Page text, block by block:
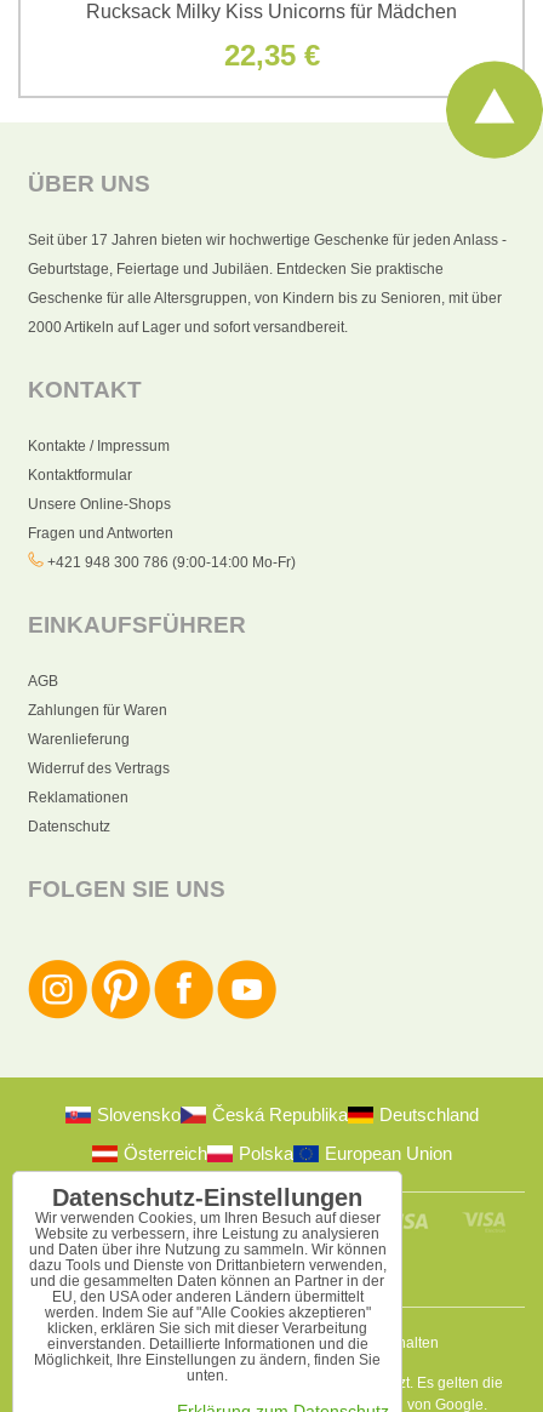
Rucksack Milky Kiss Unicorns für Mädchen
22,35 €
ÜBER UNS
Seit über 17 Jahren bieten wir hochwertige Geschenke für jeden Anlass -
Geburtstage, Feiertage und Jubiläen. Entdecken Sie praktische
Geschenke für alle Altersgruppen, von Kindern bis zu Senioren, mit über
2000 Artikeln auf Lager und sofort versandbereit.
KONTAKT
Kontakte / Impressum
Kontaktformular
Unsere Online-Shops
Fragen und Antworten
+421 948 300 786 (9:00-14:00 Mo-Fr)
EINKAUFSFÜHRER
AGB
Zahlungen für Waren
Warenlieferung
Widerruf des Vertrags
Reklamationen
Datenschutz
FOLGEN SIE UNS
Slovensko Česká Republika
Deutschland
Österreich
Polska European Union
2009-2026 © Bomba s.r.o.Alle Rechte vorbehalten
Diese Seite ist durch reCAPTCHA und Google geschützt. Es gelten die
Datenschutzbestimmungena Nutzungsbedingungen von Google.
Datenschutz-Einstellungen
Wir verwenden Cookies, um Ihren Besuch auf dieser
Website zu verbessern, ihre Leistung zu analysieren
und Daten über ihre Nutzung zu sammeln. Wir können
dazu Tools und Dienste von Drittanbietern verwenden,
und die gesammelten Daten können an Partner in der
EU, den USA oder anderen Ländern übermittelt
werden. Indem Sie auf "Alle Cookies akzeptieren"
klicken, erklären Sie sich mit dieser Verarbeitung
einverstanden. Detaillierte Informationen und die
Möglichkeit, Ihre Einstellungen zu ändern, finden Sie
unten.